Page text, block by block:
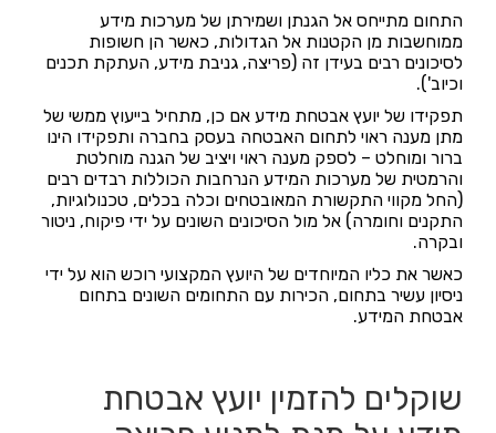
התחום מתייחס אל הגנתן ושמירתן של מערכות מידע
ממוחשבות מן הקטנות אל הגדולות, כאשר הן חשופות
לסיכונים רבים בעידן זה (פריצה, גניבת מידע, העתקת תכנים
וכיוב').
תפקידו של יועץ אבטחת מידע אם כן, מתחיל בייעוץ ממשי של
מתן מענה ראוי לתחום האבטחה בעסק בחברה ותפקידו הינו
ברור ומוחלט – לספק מענה ראוי ויציב של הגנה מוחלטת
והרמטית של מערכות המידע הנרחבות הכוללות רבדים רבים
(החל מקווי התקשורת המאובטחים וכלה בכלים, טכנולוגיות,
התקנים וחומרה) אל מול הסיכונים השונים על ידי פיקוח, ניטור
ובקרה.
כאשר את כליו המיוחדים של היועץ המקצועי רוכש הוא על ידי
ניסיון עשיר בתחום, הכירות עם התחומים השונים בתחום
אבטחת המידע.
שוקלים להזמין יועץ אבטחת